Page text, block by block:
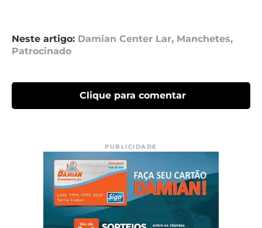
Neste artigo: Damian Center Lar, Manchetes,
Patrocinado
Clique para comentar
PUBLICIDADE